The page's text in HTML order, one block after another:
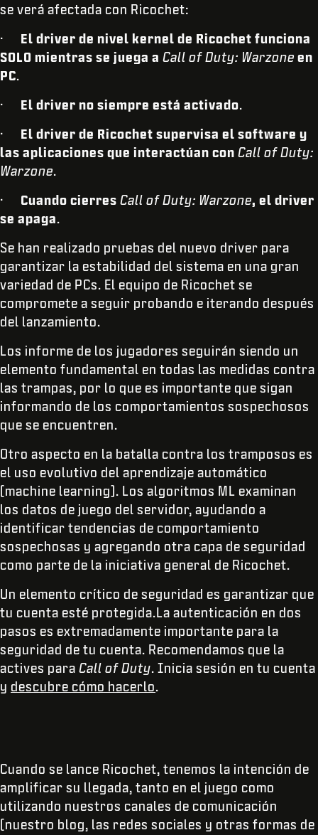
se verá afectada con Ricochet:
· El driver de nivel kernel de Ricochet funciona
SOLO mientras se juega a Call of Duty: Warzone en
PC.
· El driver no siempre está activado.
· El driver de Ricochet supervisa el software y
las aplicaciones que interactúan con Call of Duty:
Warzone.
· Cuando cierres Call of Duty: Warzone, el driver
se apaga.
Se han realizado pruebas del nuevo driver para
garantizar la estabilidad del sistema en una gran
variedad de PCs. El equipo de Ricochet se
compromete a seguir probando e iterando después
del lanzamiento.
Los informe de los jugadores seguirán siendo un
elemento fundamental en todas las medidas contra
las trampas, por lo que es importante que sigan
informando de los comportamientos sospechosos
que se encuentren.
Otro aspecto en la batalla contra los tramposos es
el uso evolutivo del aprendizaje automático
(machine learning). Los algoritmos ML examinan
los datos de juego del servidor, ayudando a
identificar tendencias de comportamiento
sospechosas y agregando otra capa de seguridad
como parte de la iniciativa general de Ricochet.
Un elemento crítico de seguridad es garantizar que
tu cuenta esté protegida.La autenticación en dos
pasos es extremadamente importante para la
seguridad de tu cuenta. Recomendamos que la
actives para Call of Duty. Inicia sesión en tu cuenta
y descubre cómo hacerlo.
Cuando se lance Ricochet, tenemos la intención de
amplificar su llegada, tanto en el juego como
utilizando nuestros canales de comunicación
(nuestro blog, las redes sociales y otras formas de